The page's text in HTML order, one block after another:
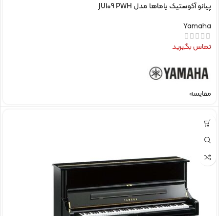
پیانو آکوستیک یاماها مدل JU109 PWH
Yamaha
تماس بگیرید
مقایسه